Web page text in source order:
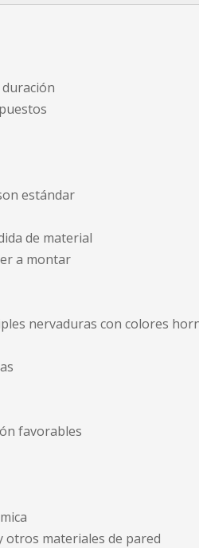
estándar
de material
a montar
nervaduras con colores
favorables
otros materiales de pared